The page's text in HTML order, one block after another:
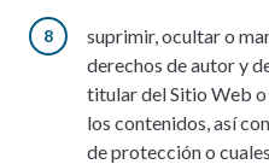
suprimir, ocultar o
derechos de autor y
titular del Sitio Web
los contenidos, así
de protección o